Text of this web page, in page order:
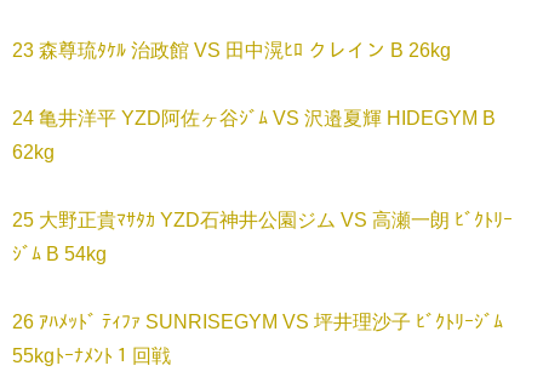
23 森尊琉ﾀｹﾙ 治政館 VS 田中滉ﾋﾛ クレイン B 26kg
24 亀井洋平 YZD阿佐ヶ谷ｼﾞﾑ VS 沢邉夏輝 HIDEGYM B
62kg
25 大野正貴ﾏｻﾀｶ YZD石神井公園ジム VS 高瀬一朗 ﾋﾞｸﾄﾘｰ
ｼﾞﾑ B 54kg
26 ｱﾊﾒｯﾄﾞ ﾃｨﾌｧ SUNRISEGYM VS 坪井理沙子 ﾋﾞｸﾄﾘｰｼﾞﾑ
55kgﾄｰﾅﾒﾝﾄ１回戦